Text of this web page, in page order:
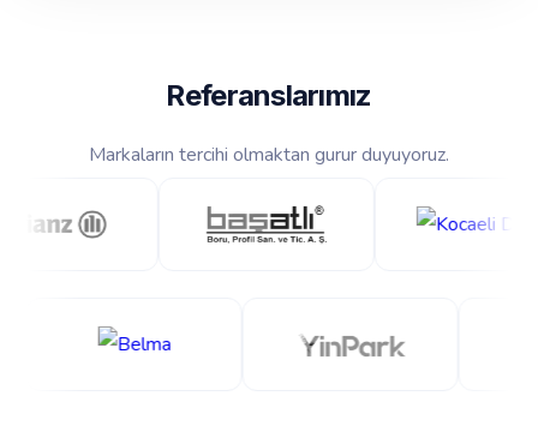
Referanslarımız
Markaların tercihi olmaktan gurur duyuyoruz.